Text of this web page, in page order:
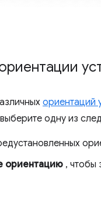
ориентаций
выберите одну из
ориентацию , чтобы